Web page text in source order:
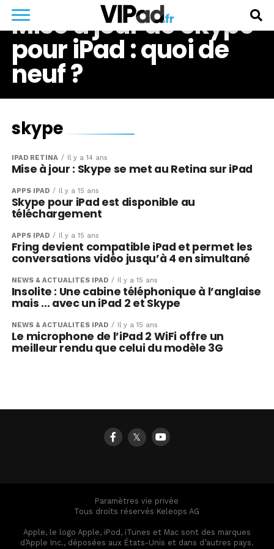
Mise à jour de Skype
pour iPad : quoi de
neuf ?
skype
IPAD RÉTINA Il y a 14 ans
Mise à jour : Skype se met au Retina sur iPad
APPS IPAD Il y a 15 ans
Skype pour iPad est disponible au
téléchargement
APPS IPAD Il y a 15 ans
Fring devient compatible iPad et permet les
conversations vidéo jusqu’à 4 en simultané
NEWS & ACTUALITÉS IPAD Il y a 15 ans
Insolite : Une cabine téléphonique à l’anglaise
mais … avec un iPad 2 et Skype
NEWS & ACTUALITÉS IPAD Il y a 15 ans
Le microphone de l’iPad 2 WiFi offre un
meilleur rendu que celui du modèle 3G
𝕏
Paramètres vie privée
Tous droits réservés Keleops AG
Apple, le logo Apple, iPod, iTunes et Mac sont des marques
d’Apple Inc., déposées aux États-Unis et dans d’autres pays.